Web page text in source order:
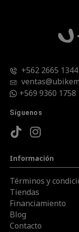
+562 2665 1344
+569 9360 1758
Síguenos
Información
Términos y
Tiendas
Financiamiento
Blog
Contacto